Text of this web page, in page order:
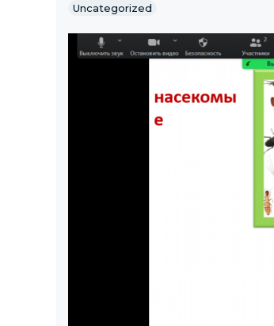
Uncategorized